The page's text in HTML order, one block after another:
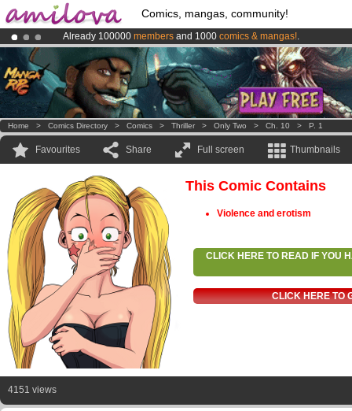
Comics, mangas, community!
Already 100000 members and 1000 comics & mangas!.
AmilovaKickstarter is now LIVE!.
Premium membership from3.95 euros per month !Get membership
Home > Comics Directory > Comics > Thriller > Only Two > Ch. 10 > P. 1
Favourites Share Full screen Thumbnails
This Comic Contains
Violence and erotism
CLICK HERE TO READ IF YOU
CLICK HERE TO
4151 views